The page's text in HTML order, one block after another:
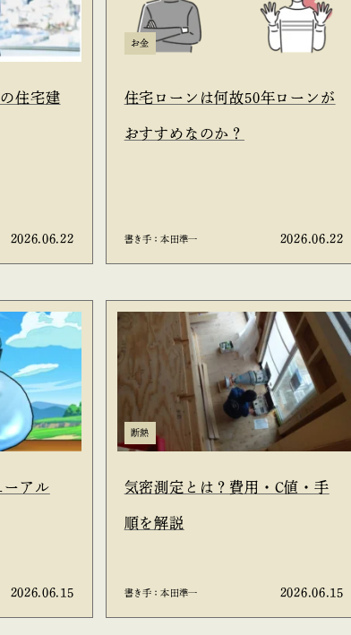
住宅建
2026.06.22
お金
住宅ローンは何故50年ローンが
おすすめなのか？
書き手：本田準一 2026.06.22
アル
2026.06.15
断熱
気密測定とは？費用・C値・手
順を解説
書き手：本田準一 2026.06.15